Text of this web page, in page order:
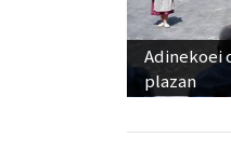
Adinekoei
plazan